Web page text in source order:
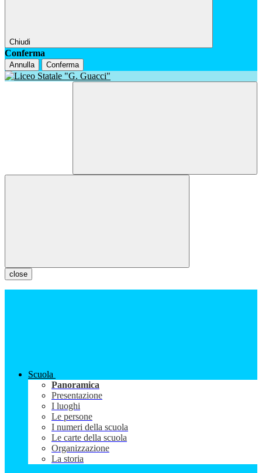
Chiudi
Conferma
Annulla Conferma
close
Scuola
Panoramica
Presentazione
I luoghi
Le persone
I numeri della scuola
Le carte della scuola
Organizzazione
La storia